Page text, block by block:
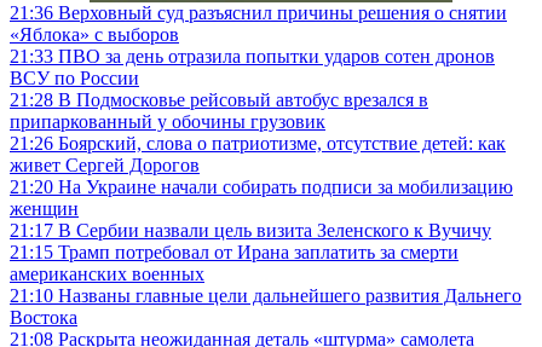
21:36 Верховный суд разъяснил причины решения о снятии
«Яблока» с выборов
21:33 ПВО за день отразила попытки ударов сотен дронов
ВСУ по России
21:28 В Подмосковье рейсовый автобус врезался в
припаркованный у обочины грузовик
21:26 Боярский, слова о патриотизме, отсутствие детей: как
живет Сергей Дорогов
21:20 На Украине начали собирать подписи за мобилизацию
женщин
21:17 В Сербии назвали цель визита Зеленского к Вучичу
21:15 Трамп потребовал от Ирана заплатить за смерти
американских военных
21:10 Названы главные цели дальнейшего развития Дальнего
Востока
21:08 Раскрыта неожиданная деталь «штурма» самолета